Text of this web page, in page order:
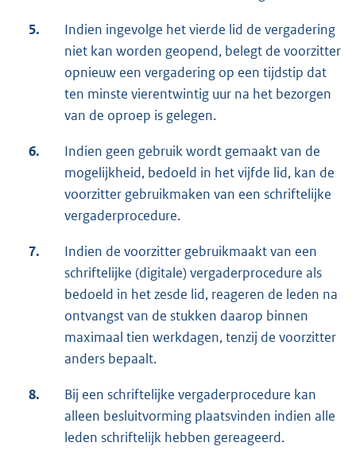
5.
Indien ingevolge het vierde lid de vergadering
niet kan worden geopend, belegt de voorzitter
opnieuw een vergadering op een tijdstip dat
ten minste vierentwintig uur na het bezorgen
van de oproep is gelegen.
6.
Indien geen gebruik wordt gemaakt van de
mogelijkheid, bedoeld in het vijfde lid, kan de
voorzitter gebruikmaken van een schriftelijke
vergaderprocedure.
7.
Indien de voorzitter gebruikmaakt van een
schriftelijke (digitale) vergaderprocedure als
bedoeld in het zesde lid, reageren de leden na
ontvangst van de stukken daarop binnen
maximaal tien werkdagen, tenzij de voorzitter
anders bepaalt.
8.
Bij een schriftelijke vergaderprocedure kan
alleen besluitvorming plaatsvinden indien alle
leden schriftelijk hebben gereageerd.